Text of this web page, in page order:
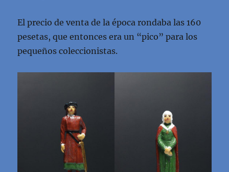
El precio de venta de la época rondaba las 160
pesetas, que entonces era un “pico” para los
pequeños coleccionistas.